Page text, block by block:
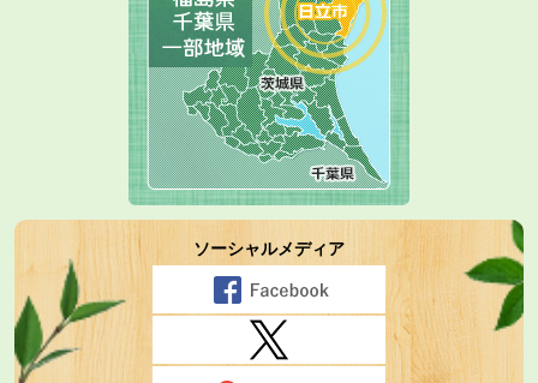
ソーシャルメディア